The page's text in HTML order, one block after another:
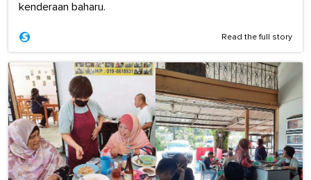
kenderaan baharu.
Read the full story